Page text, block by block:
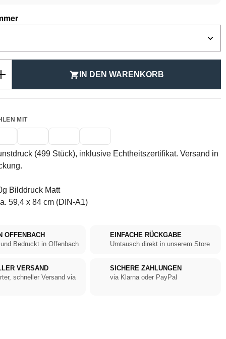
auswählen
Anzahl: Gib den gewünschten Wert ein
IN DEN WARENKORB
MIT
(499 Stück), inklusive Echtheitszertifikat. Versand in
Bilddruck Matt
59,4 x 84 cm (DIN-A1)
OFFENBACH
Bedruckt in Offenbach
EINFACHE RÜCKGABE
Umtausch direkt in unserem Store
VERSAND
schneller Versand via
SICHERE ZAHLUNGEN
via Klarna oder PayPal